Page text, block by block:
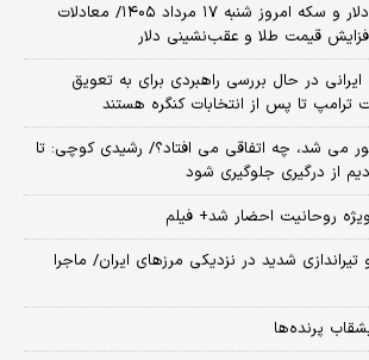
پیش‌بینی قیمت طلا، دلار و سکه امروز شنبه ۱۷ مرداد ۱۴۰۵/ معادلات
افزایش قیمت طلا و عقب‌نشینی دلار
ایرانی در حال بررسی راهبردی برای به تعویق
ترامپ تا پس از انتخابات کنگره هستند
می شد، چه اتفاقی می افتاد؟/ رشیدی کوچی: تا
از درگیری جلوگیری شود
ویژه روحانیت احضار شد+ فیلم
شدید در نزدیکی مرز‌های ایران/ ماجرا
پرنده‌ها